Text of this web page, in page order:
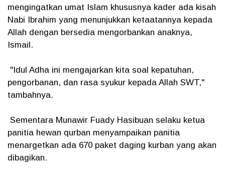
mengingatkan umat Islam khususnya kader ada kisah
Nabi Ibrahim yang menunjukkan ketaatannya kepada
Allah dengan bersedia mengorbankan anaknya,
Ismail.
"Idul Adha ini mengajarkan kita soal kepatuhan,
pengorbanan, dan rasa syukur kepada Allah SWT,"
tambahnya.
Sementara Munawir Fuady Hasibuan selaku ketua
panitia hewan qurban menyampaikan panitia
menargetkan ada 670 paket daging kurban yang akan
dibagikan.